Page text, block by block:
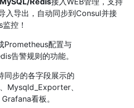
入导出，自动同步到Consul并接
控！
Prometheus配置与
告警规则的功能。
同步的各字段展示的
Mysqld_Exporter、
看板。